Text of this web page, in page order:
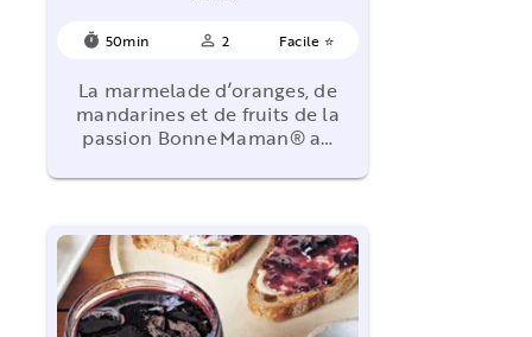
timer 50min person_outline 2 Facile ⭐
La marmelade d’oranges, de
mandarines et de fruits de la
passion Bonne Maman® a…